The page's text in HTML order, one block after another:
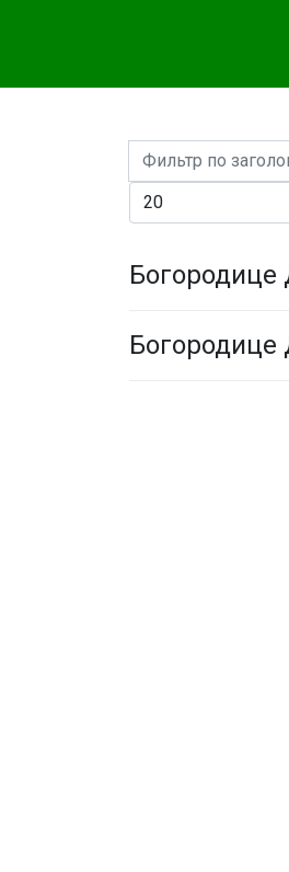
Фильтр
по
заголовку
Кол-во строк:
Богородице
Богородице